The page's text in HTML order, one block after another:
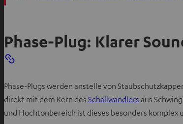
Phase-Plug: Klarer
Phase-Plugs werden anstelle von
direkt mit dem Kern des Schallwandlers aus
und Hochtonbereich ist dieses besonders komplex